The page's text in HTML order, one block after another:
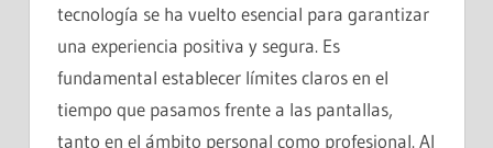
tecnología se ha vuelto esencial para garantizar
una experiencia positiva y segura. Es
fundamental establecer límites claros en el
tiempo que pasamos frente a las pantallas,
tanto en el ámbito personal como profesional. Al